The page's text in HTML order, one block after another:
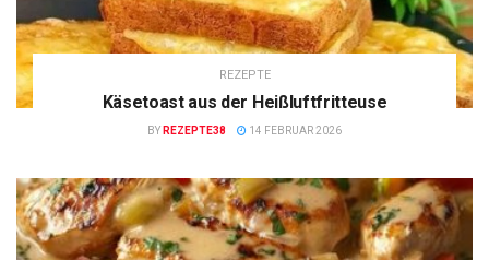
REZEPTE
Käsetoast aus der Heißluftfritteuse
BY REZEPTE38 14 FEBRUAR 2026